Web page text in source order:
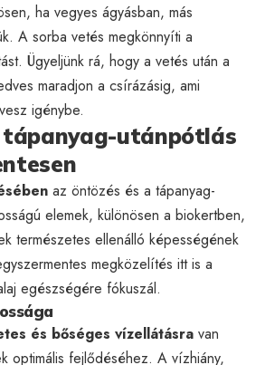
ha vegyes ágyásban, más
A sorba vetés megkönnyíti a
Ügyeljünk rá, hogy a vetés után a
maradjon a csírázásig, ami
igénybe.
tápanyag-utánpótlás
az öntözés és a tápanyag-
elemek, különösen a biokertben,
természetes ellenálló képességének
megközelítés itt is a
egészségére fókuszál.
és bőséges vízellátásra van
optimális fejlődéséhez. A vízhiány,